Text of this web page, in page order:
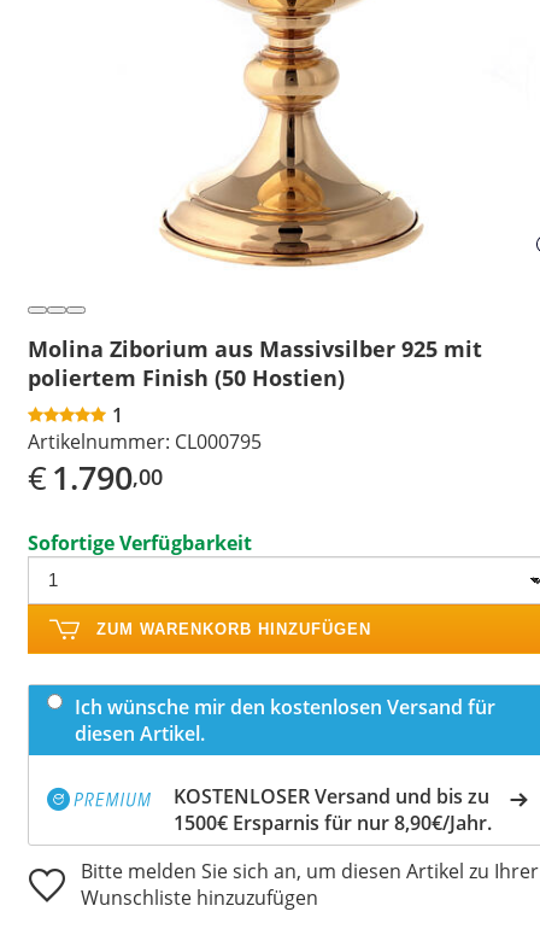
Molina Ziborium aus Massivsilber 925 mit
poliertem Finish (50 Hostien)
1
Artikelnummer: CL000795
€1.790,00
Sofortige Verfügbarkeit
ZUM WARENKORB HINZUFÜGEN
Ich wünsche mir den kostenlosen Versand für
diesen Artikel.
KOSTENLOSER Versand und bis zu
1500€ Ersparnis für nur 8,90€/Jahr.
Bitte melden Sie sich an, um diesen Artikel zu Ihrer
Wunschliste hinzuzufügen